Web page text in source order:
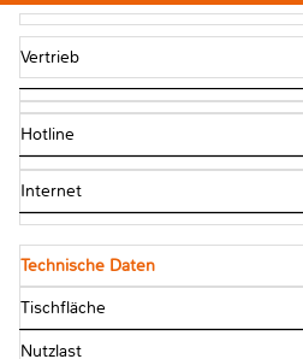
Vertrieb
Hotline
Internet
Technische Daten
Tischfläche
Nutzlast